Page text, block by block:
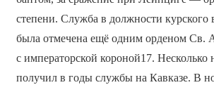
степени. Служба в должности курского
была отмечена ещё одним орденом Св.
с императорской короной17. Несколько
получил в годы службы на Кавказе. В